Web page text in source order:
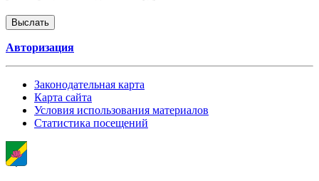
Авторизация
Законодательная карта
Карта сайта
Условия использования материалов
Статистика посещений